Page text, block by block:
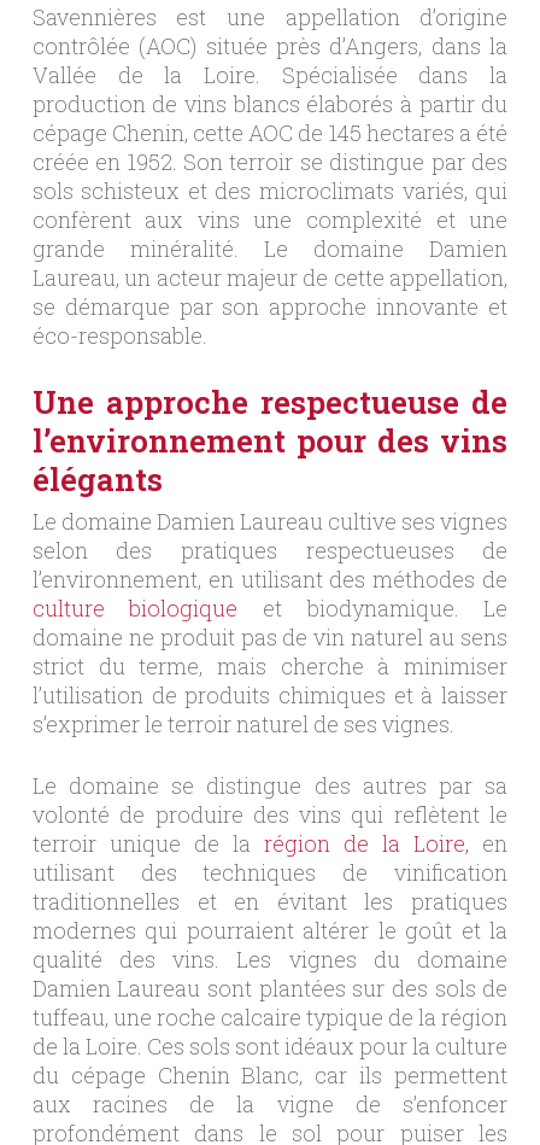
Savennières est une appellation d’origine
contrôlée (AOC) située près d’Angers, dans la
Vallée de la Loire. Spécialisée dans la
production de vins blancs élaborés à partir du
cépage Chenin, cette AOC de 145 hectares a été
créée en 1952. Son terroir se distingue par des
sols schisteux et des microclimats variés, qui
confèrent aux vins une complexité et une
grande minéralité. Le domaine Damien
Laureau, un acteur majeur de cette appellation,
se démarque par son approche innovante et
éco-responsable.
Une approche respectueuse de
l’environnement pour des vins
élégants
Le domaine Damien Laureau cultive ses vignes
selon des pratiques respectueuses de
l’environnement, en utilisant des méthodes de
culture biologique et biodynamique. Le
domaine ne produit pas de vin naturel au sens
strict du terme, mais cherche à minimiser
l’utilisation de produits chimiques et à laisser
s’exprimer le terroir naturel de ses vignes.
Le domaine se distingue des autres par sa
volonté de produire des vins qui reflètent le
terroir unique de la région de la Loire, en
utilisant des techniques de vinification
traditionnelles et en évitant les pratiques
modernes qui pourraient altérer le goût et la
qualité des vins. Les vignes du domaine
Damien Laureau sont plantées sur des sols de
tuffeau, une roche calcaire typique de la région
de la Loire. Ces sols sont idéaux pour la culture
du cépage Chenin Blanc, car ils permettent
aux racines de la vigne de s’enfoncer
profondément dans le sol pour puiser les